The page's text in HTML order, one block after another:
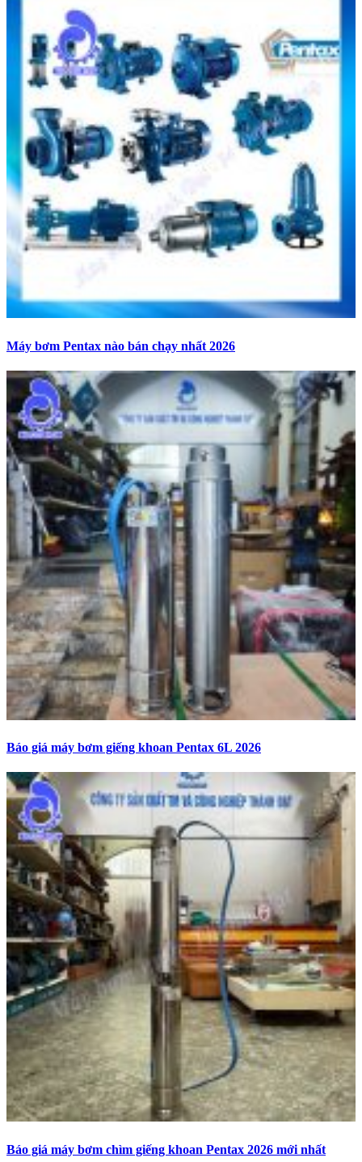
Máy bơm Pentax nào bán chạy nhất 2026
Báo giá máy bơm giếng khoan Pentax 6L 2026
Báo giá máy bơm chìm giếng khoan Pentax 2026 mới nhất